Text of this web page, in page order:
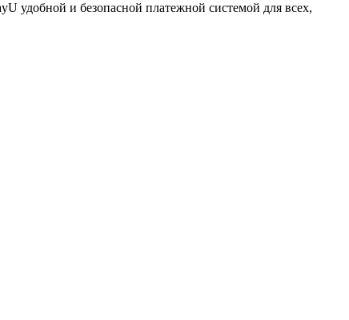
удобной и безопасной платежной системой для всех,